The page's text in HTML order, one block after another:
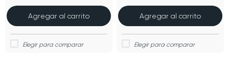
Agregar al carrito Agregar al carrito